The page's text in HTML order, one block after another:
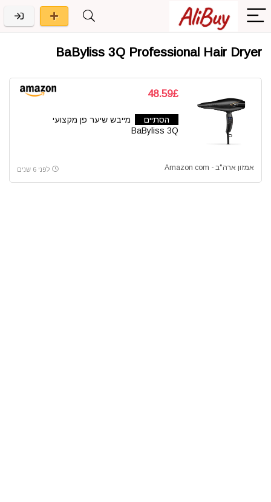
BaByliss 3Q Professional Hair Dryer
48.59£
הסתיים
מייבש שיער פן מקצועי
BaByliss 3Q
אמזון ארה"ב - Amazon com לפני 6 שנים